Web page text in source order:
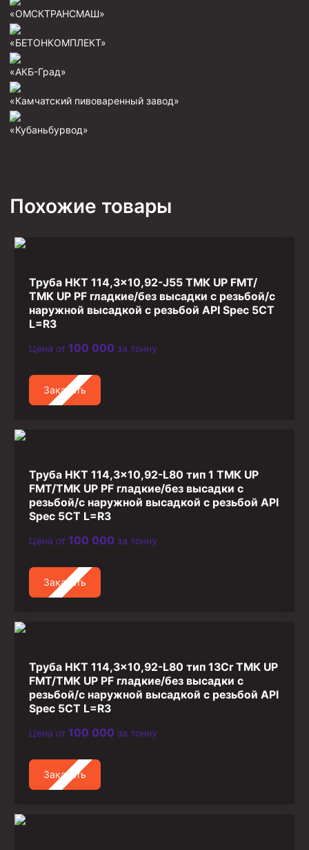
Фрезеры-долота торцевые
Клинья — отклонители
Метчики ловильные
Стропы канатные ВК
Стропы цепные
Канаты стальные
«ОМСКТРАНСМАШ»
«БЕТОНКОМПЛЕКТ»
«АКБ-Град»
«Камчатский пивоваренный завод»
«Кубаньбурвод»
Похожие товары
Труба НКТ 114,3×10,92-J55 ТМК UP FMT/
ТМК UP PF гладкие/без высадки с резьбой/с
наружной высадкой с резьбой API Spec 5CT
L=R3
Цена от 100 000 за тонну
Заказать
Труба НКТ 114,3×10,92-L80 тип 1 ТМК UP
FMT/ТМК UP PF гладкие/без высадки с
резьбой/с наружной высадкой с резьбой API
Spec 5CT L=R3
Цена от 100 000 за тонну
Заказать
Труба НКТ 114,3×10,92-L80 тип 13Cr ТМК UP
FMT/ТМК UP PF гладкие/без высадки с
резьбой/с наружной высадкой с резьбой API
Spec 5CT L=R3
Цена от 100 000 за тонну
Заказать